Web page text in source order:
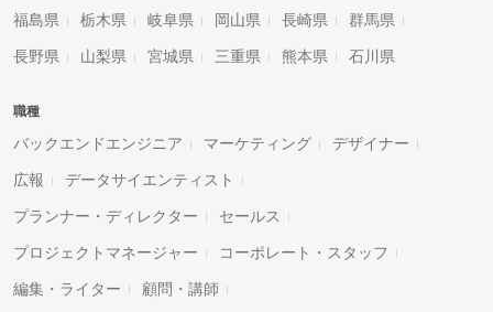
福島県 栃木県 岐阜県 岡山県 長崎県 群馬県
長野県 山梨県 宮城県 三重県 熊本県 石川県
職種
バックエンドエンジニア マーケティング デザイナー
広報 データサイエンティスト
プランナー・ディレクター セールス
プロジェクトマネージャー コーポレート・スタッフ
編集・ライター 顧問・講師